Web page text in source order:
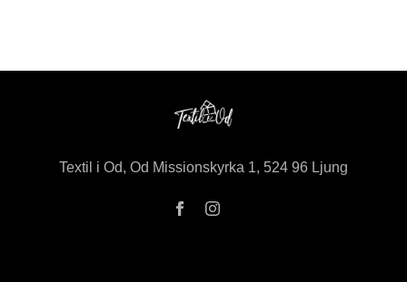
Textil i Od, Od Missionskyrka 1, 524 96 Ljung